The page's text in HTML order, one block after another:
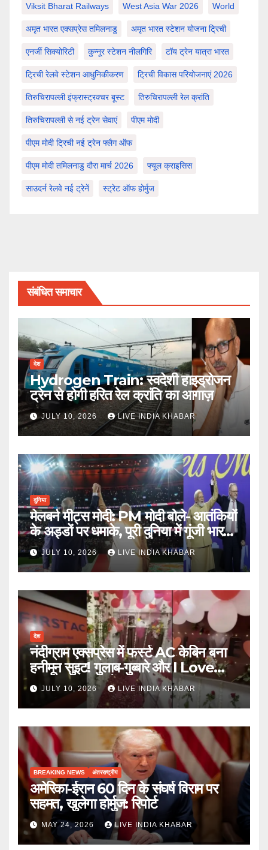
Viksit Bharat Railways West Asia War 2026 World
अमृत भारत एक्सप्रेस तमिलनाडु अमृत भारत स्टेशन योजना ट्रिची
एनर्जी सिक्योरिटी कुन्नूर स्टेशन नीलगिरि टॉय ट्रेन यात्रा भारत
ट्रिची रेलवे स्टेशन आधुनिकीकरण ट्रिची विकास परियोजनाएं 2026
तिरुचिरापल्ली इंफ्रास्ट्रक्चर बूस्ट तिरुचिरापल्ली रेल क्रांति
तिरुचिरापल्ली से नई ट्रेन सेवाएं पीएम मोदी
पीएम मोदी ट्रिची नई ट्रेन फ्लैग ऑफ
पीएम मोदी तमिलनाडु दौरा मार्च 2026 फ्यूल क्राइसिस
साउदर्न रेलवे नई ट्रेनें स्ट्रेट ऑफ होर्मुज
संबंधित समाचार
देश
Hydrogen Train: स्वदेशी हाइड्रोजन
ट्रेन से होगी हरित रेल क्रांति का आगाज़
JULY 10, 2026 LIVE INDIA KHABAR
दुनिया
मेलबर्न मीट्स मोदी: PM मोदी बोले- आतंकियों
के अड्डों पर धमाके, पूरी दुनिया में गूंजी भारत
की ताकत
JULY 10, 2026 LIVE INDIA KHABAR
देश
नंदीग्राम एक्सप्रेस में फर्स्ट AC केबिन बना
हनीमून सुइट! गुलाब-गुब्बारे और I Love
You, TTE सस्पेंड
JULY 10, 2026 LIVE INDIA KHABAR
BREAKING NEWS अंतरराष्ट्रीय
अमेरिका-ईरान 60 दिन के संघर्ष विराम पर
सहमत, खुलेगा होर्मुज: रिपोर्ट
MAY 24, 2026 LIVE INDIA KHABAR